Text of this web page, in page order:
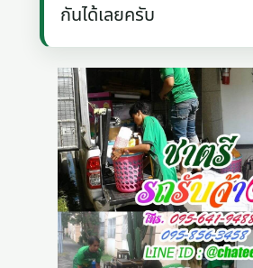
กันได้เลยครับ